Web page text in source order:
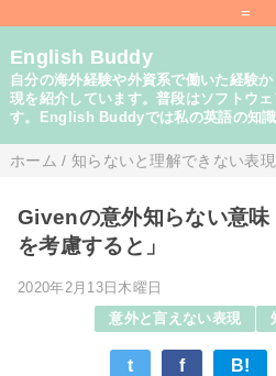
=
English Buddy
自分の海外経験や外資系で働いた経験
現を紹介しています。普段はソフトウ
す。English Buddyでは私の英語の知識
ホーム / 知らないと理解できない表現
Givenの意外知らない意味
を考慮すると」
2020年2月13日木曜日
意外と言えない表現
t f B!